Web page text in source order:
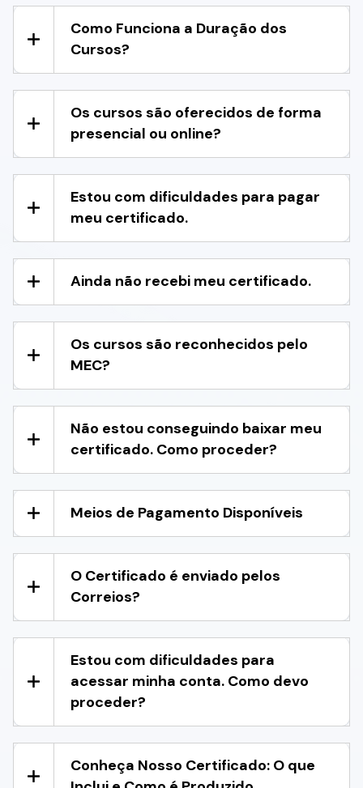
Como Funciona a Duração dos
Cursos?
Os cursos são oferecidos de forma
presencial ou online?
Estou com dificuldades para pagar
meu certificado.
Ainda não recebi meu certificado.
Os cursos são reconhecidos pelo
MEC?
Não estou conseguindo baixar meu
certificado. Como proceder?
Meios de Pagamento Disponíveis
O Certificado é enviado pelos
Correios?
Estou com dificuldades para
acessar minha conta. Como devo
proceder?
Conheça Nosso Certificado: O que